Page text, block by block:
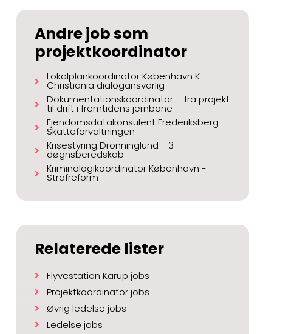
Andre job som
projektkoordinator
Lokalplankoordinator København K -
Christiania dialogansvarlig
Dokumentationskoordinator – fra projekt
til drift i fremtidens jernbane
Ejendomsdatakonsulent Frederiksberg -
Skatteforvaltningen
Krisestyring Dronninglund - 3-
døgnsberedskab
Kriminologikoordinator København -
Strafreform
Relaterede lister
Flyvestation Karup jobs
Projektkoordinator jobs
Øvrig ledelse jobs
Ledelse jobs